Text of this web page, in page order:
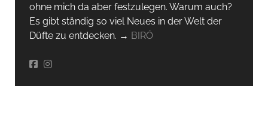
ohne mich da aber festzulegen. Warum auch?
Es gibt ständig so viel Neues in der Welt der
Düfte zu entdecken. → BIRÓ